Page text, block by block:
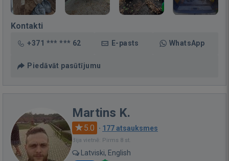
Kontakti
+371 *** *** 62 E-pasts WhatsApp
Piedāvāt pasūtījumu
Martins K.
5.0 · 177 atsauksmes
Bija vietnē: Pirms 8 st.
Latviski, English